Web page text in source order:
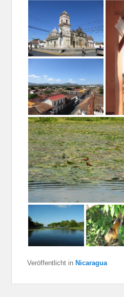
Veröffentlicht in Nicaragua